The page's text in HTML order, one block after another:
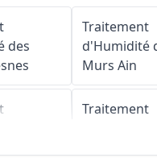
des
Traitement
d'Humidité
Murs Ain
Traitement